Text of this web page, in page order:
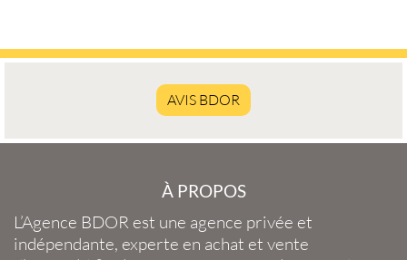
AVIS BDOR
À PROPOS
L’Agence BDOR est une agence privée et
indépendante, experte en achat et vente